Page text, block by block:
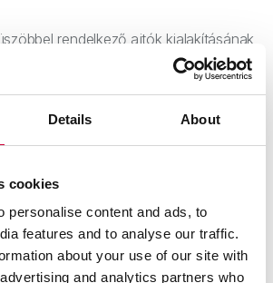
Details About
cookies
personalise content and ads, to
features and to analyse our traffic.
about your use of our site with
and analytics partners who
rendelkező ajtók kialakításának
akadályoktól mentesen,
felszerelésének,
alapfelszereltségként,